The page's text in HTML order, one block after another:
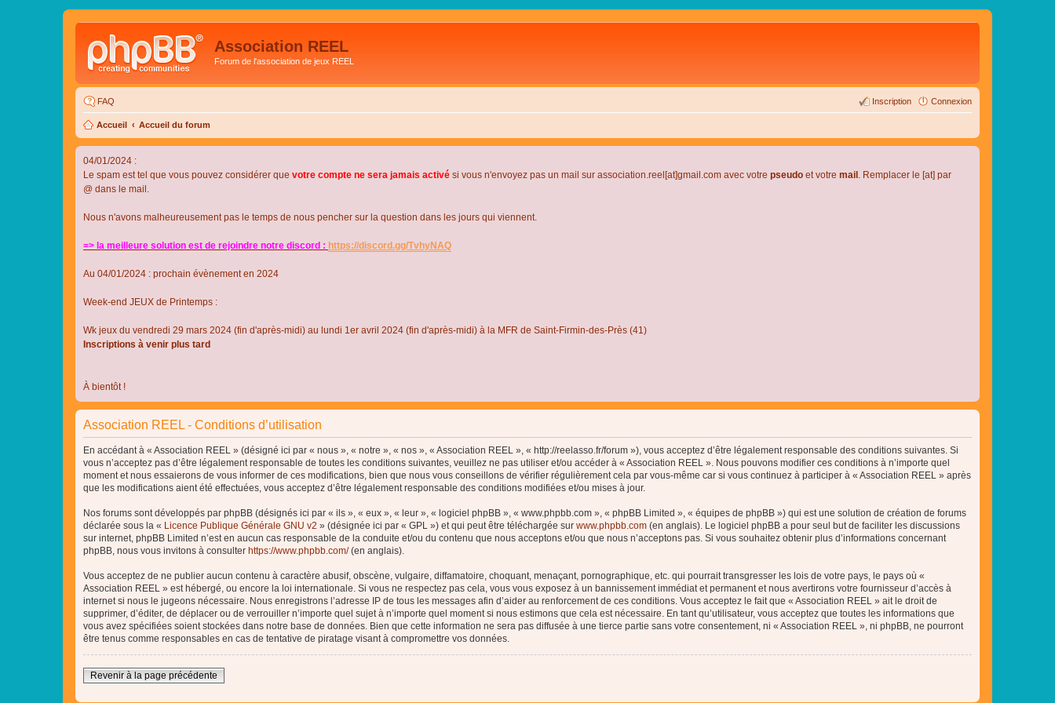
Association REEL
Forum de l'association de jeux REEL
FAQ Connexion
Inscription
Accueil Accueil du forum
04/01/2024 :
Le spam est tel que vous pouvez considérer que votre compte ne sera jamais activé si vous n'envoyez pas un mail sur association.reel[at]gmail.com avec votre pseudo et votre mail . Remplacer le [at] par
@ dans le mail.
Nous n'avons malheureusement pas le temps de nous pencher sur la question dans les jours qui viennent.
=> la meilleure solution est de rejoindre notre discord : https://discord.gg/TvhyNAQ
Au 04/01/2024 : prochain évènement en 2024
Week-end JEUX de Printemps :
Wk jeux du vendredi 29 mars 2024 (fin d'après-midi) au lundi 1er avril 2024 (fin d'après-midi) à la MFR de Saint-Firmin-des-Près (41)
Inscriptions à venir plus tard
À bientôt !
Association REEL - Conditions d’utilisation
En accédant à « Association REEL » (désigné ici par « nous », « notre », « nos », « Association REEL », « http://reelasso.fr/forum »), vous acceptez d’être légalement responsable des conditions suivantes. Si
vous n’acceptez pas d’être légalement responsable de toutes les conditions suivantes, veuillez ne pas utiliser et/ou accéder à « Association REEL ». Nous pouvons modifier ces conditions à n’importe quel
moment et nous essaierons de vous informer de ces modifications, bien que nous vous conseillons de vérifier régulièrement cela par vous-même car si vous continuez à participer à « Association REEL » après
que les modifications aient été effectuées, vous acceptez d’être légalement responsable des conditions modifiées et/ou mises à jour.
Nos forums sont développés par phpBB (désignés ici par « ils », « eux », « leur », « logiciel phpBB », « www.phpbb.com », « phpBB Limited », « équipes de phpBB ») qui est une solution de création de forums
déclarée sous la « Licence Publique Générale GNU v2 » (désignée ici par « GPL ») et qui peut être téléchargée sur www.phpbb.com (en anglais). Le logiciel phpBB a pour seul but de faciliter les discussions
sur internet, phpBB Limited n’est en aucun cas responsable de la conduite et/ou du contenu que nous acceptons et/ou que nous n’acceptons pas. Si vous souhaitez obtenir plus d’informations concernant
phpBB, nous vous invitons à consulter https://www.phpbb.com/(en anglais).
Vous acceptez de ne publier aucun contenu à caractère abusif, obscène, vulgaire, diffamatoire, choquant, menaçant, pornographique, etc. qui pourrait transgresser les lois de votre pays, le pays où «
Association REEL » est hébergé, ou encore la loi internationale. Si vous ne respectez pas cela, vous vous exposez à un bannissement immédiat et permanent et nous avertirons votre fournisseur d’accès à
internet si nous le jugeons nécessaire. Nous enregistrons l’adresse IP de tous les messages afin d’aider au renforcement de ces conditions. Vous acceptez le fait que « Association REEL » ait le droit de
supprimer, d’éditer, de déplacer ou de verrouiller n’importe quel sujet à n’importe quel moment si nous estimons que cela est nécessaire. En tant qu’utilisateur, vous acceptez que toutes les informations que
vous avez spécifiées soient stockées dans notre base de données. Bien que cette information ne sera pas diffusée à une tierce partie sans votre consentement, ni « Association REEL », ni phpBB, ne pourront
être tenus comme responsables en cas de tentative de piratage visant à compromettre vos données.
Revenir à la page précédente